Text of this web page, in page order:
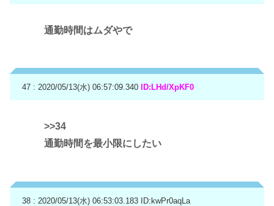
通勤時間はムダやで
47 : 2020/05/13(水) 06:57:09.340 ID:LHd/XpKF0
>>34
通勤時間を最小限にしたい
38 : 2020/05/13(水) 06:53:03.183 ID:kwPr0aqLa